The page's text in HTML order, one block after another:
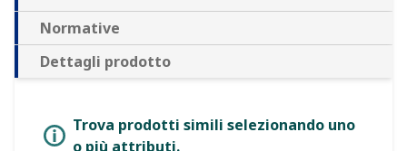
Normative
Dettagli prodotto
Trova prodotti simili selezionando uno
o più attributi.